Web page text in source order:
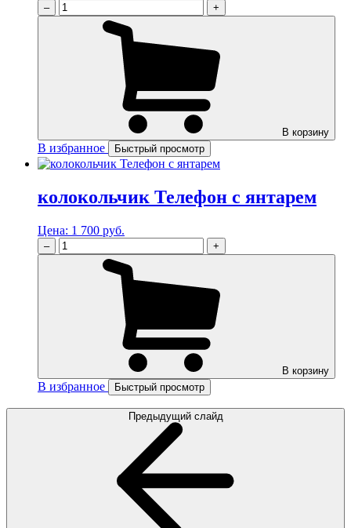
– +
В корзину
В избранное Быстрый просмотр
колокольчик Телефон с янтарем
Цена: 1 700 руб.
– +
В корзину
В избранное Быстрый просмотр
Предыдущий слайд